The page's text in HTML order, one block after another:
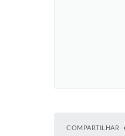
COMPARTILHAR